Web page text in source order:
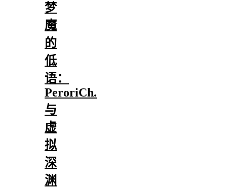
梦
魔
的
低
语：
PeroriCh.
与
虚
拟
深
渊